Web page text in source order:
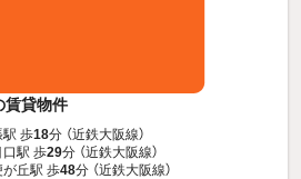
賃貸物件
駅 歩18分 （近鉄大阪線）
口駅 歩29分 （近鉄大阪線）
が丘駅 歩48分 （近鉄大阪線）